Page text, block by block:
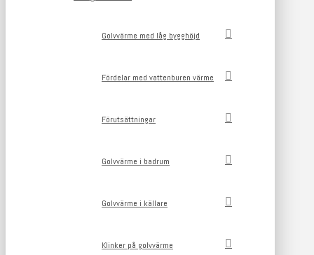
Golvvärme med låg bygghöjd
Fördelar med vattenburen värme
Förutsättningar
Golvvärme i badrum
Golvvärme i källare
Klinker på golvvärme